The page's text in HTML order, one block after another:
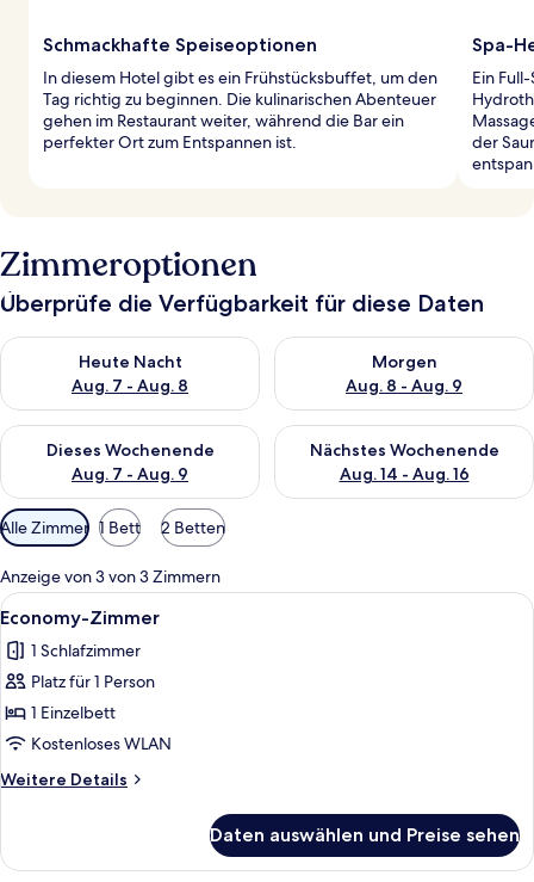
Schmackhafte Speiseoptionen
In diesem Hotel gibt es ein Frühstücksbuffet, um den
Tag richtig zu beginnen. Die kulinarischen Abenteuer
gehen im Restaurant weiter, während die Bar ein
perfekter Ort zum Entspannen ist.
Spa-
Ein
der
Zimmeroptionen
Überprüfe die Verfügbarkeit für diese Daten
Heute Nacht
Aug. 7 - Aug. 8
Überprüfe die Verfügbarkeit für heute Nacht, Aug. 7 - Aug. 8.
Morgen
Aug. 8 - Aug. 9
Überprüfe die Verfügbarkeit
Dieses Wochenende
Aug. 7 - Aug. 9
Überprüfe die Verfügbarkeit für dieses Wochenende, Aug. 7
Nächstes Wochenende
Aug. 14 - Aug. 16
Überprüfe die Verfügbarkeit
Verfügbare
Filter
für
Zimmer
Alle Zimmer 1 Bett 2 Betten
Anzeige von 3 von 3 Zimmern
Alle
Fotos
für
Economy-
Zimmer
anzeigen
Ein Hotelzimmer mit einem
3
Economy-Zimmer
1 Schlafzimmer
Platz für 1 Person
1 Einzelbett
Kostenloses WLAN
Weitere Details
Weitere
Zimmer
Daten auswählen und Preise sehen